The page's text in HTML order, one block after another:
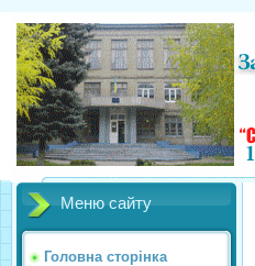
Меню сайту
Головна сторінка